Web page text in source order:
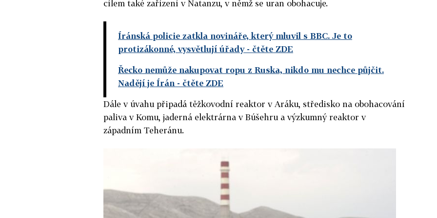
cílem také zařízení v Natanzu, v němž se uran obohacuje.
Íránská policie zatkla novináře, který mluvil s BBC. Je to
protizákonné, vysvětlují úřady- čtěte ZDE
Řecko nemůže nakupovat ropu z Ruska, nikdo mu nechce půjčit.
Nadějí je Írán - čtěte ZDE
Dále v úvahu připadá těžkovodní reaktor v Aráku, středisko na obohacování
paliva v Komu, jaderná elektrárna v Búšehru a výzkumný reaktor v
západním Teheránu.